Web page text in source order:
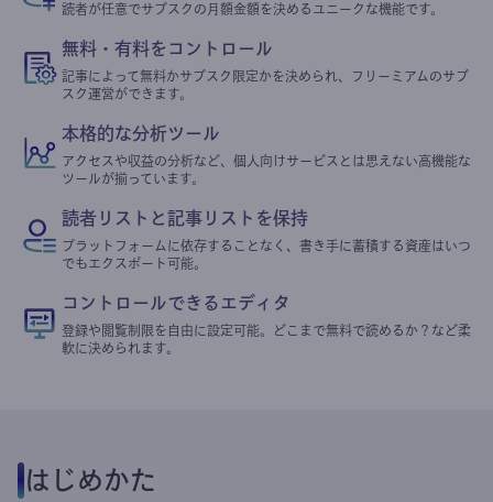
読者が任意でサブスクの月額金額を決めるユニークな機能です。
無料・有料をコントロール
記事によって無料かサブスク限定かを決められ、フリーミアムのサブ
スク運営ができます。
本格的な分析ツール
アクセスや収益の分析など、個人向けサービスとは思えない高機能な
ツールが揃っています。
読者リストと記事リストを保持
プラットフォームに依存することなく、書き手に蓄積する資産はいつ
でもエクスポート可能。
コントロールできるエディタ
登録や閲覧制限を自由に設定可能。どこまで無料で読めるか？など柔
軟に決められます。
はじめかた